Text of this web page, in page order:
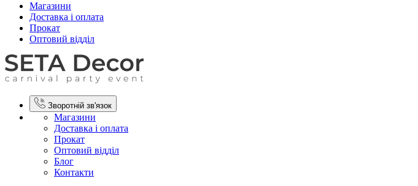
Магазини
Доставка і оплата
Прокат
Оптовий відділ
Зворотній зв'язок
Магазини
Доставка і оплата
Прокат
Оптовий відділ
Блог
Контакти